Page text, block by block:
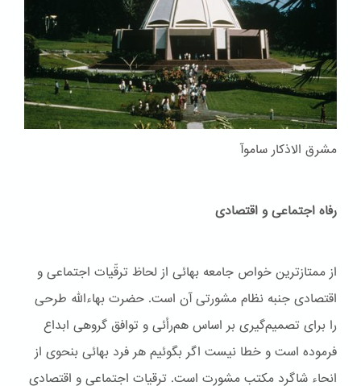
مشرق الاذکار ساموآ
رفاه اجتماعی و اقتصادی
از ممتازترین خواص جامعه بهائی از لحاظ ترقّیات اجتماعی و
اقتصادی جنبه نظام مشورتی آن است. حضرت بهاءاللّه طرحی
را برای تصمیم‌گیری بر اساس هم‌رأئی و توافق گروهی ابداع
فرموده است و خطا نیست اگر بگوئیم هر فرد بهائی بنحوی از
انحاء شاگرد مکتب مشورت است. ترقیات اجتماعی و اقتصادی